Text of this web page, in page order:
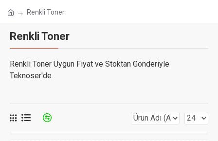
Renkli Toner
Renkli Toner
Renkli Toner Uygun Fiyat ve Stoktan Gönderiyle
Teknoser'de